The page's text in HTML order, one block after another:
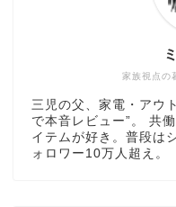
家族視点の
三児の父、家電・アウ
で本音レビュー”。 共
イテムが好き。普段は
ォロワー10万人超え。